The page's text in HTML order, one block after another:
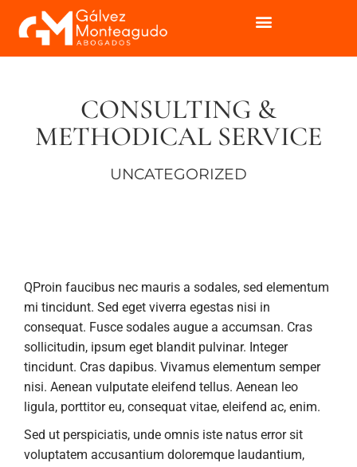
CONSULTING &
METHODICAL SERVICE
UNCATEGORIZED
QProin faucibus nec mauris a sodales, sed elementum
mi tincidunt. Sed eget viverra egestas nisi in
consequat. Fusce sodales augue a accumsan. Cras
sollicitudin, ipsum eget blandit pulvinar. Integer
tincidunt. Cras dapibus. Vivamus elementum semper
nisi. Aenean vulputate eleifend tellus. Aenean leo
ligula, porttitor eu, consequat vitae, eleifend ac, enim.
Sed ut perspiciatis, unde omnis iste natus error sit
voluptatem accusantium doloremque laudantium,